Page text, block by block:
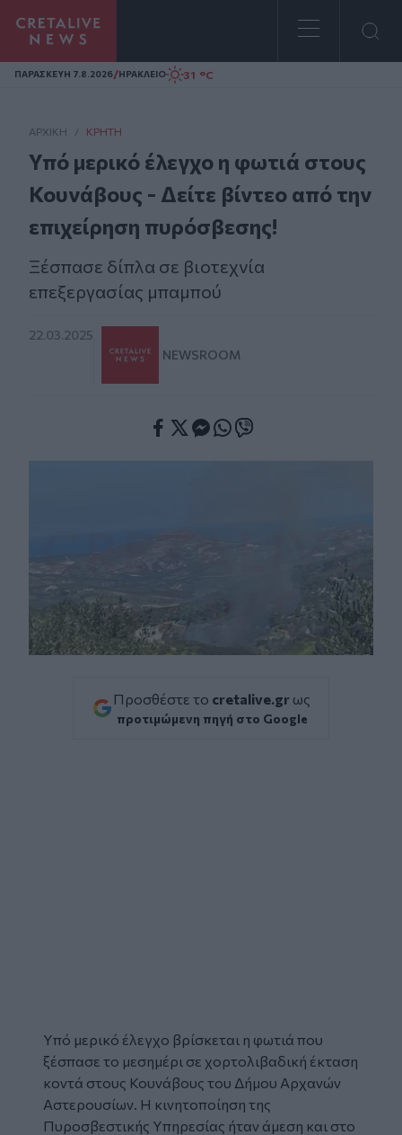
Homepage
ΠΑΡΑΣΚΕΥΗ 7.8.2026/ΗΡΑΚΛΕΙΟ 31 °C
ΑΡΧΙΚΗ / ΚΡΉΤΗ
Υπό μερικό έλεγχο η φωτιά στους
Κουνάβους - Δείτε βίντεο από την
επιχείρηση πυρόσβεσης!
Ξέσπασε δίπλα σε βιοτεχνία
επεξεργασίας μπαμπού
22.03.2025
NEWSROOM
Προσθέστε το cretalive.gr ως
προτιμώμενη πηγή στο Google
Υπό μερικό έλεγχο βρίσκεται η φωτιά που
ξέσπασε το μεσημέρι σε χορτολιβαδική έκταση
κοντά στους Κουνάβους του Δήμου Αρχανών
Αστερουσίων. Η κινητοποίηση της
Πυροσβεστικής Υπηρεσίας ήταν άμεση και στο